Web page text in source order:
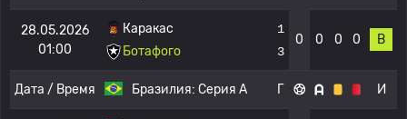
28.05.2026
01:00
Каракас
Ботафого
1
3
0 0 0 0 В
Дата / Время Бразилия: Серия А Г И